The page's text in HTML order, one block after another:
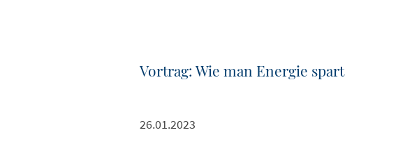
Vortrag: Wie man Energie spart
26.01.2023